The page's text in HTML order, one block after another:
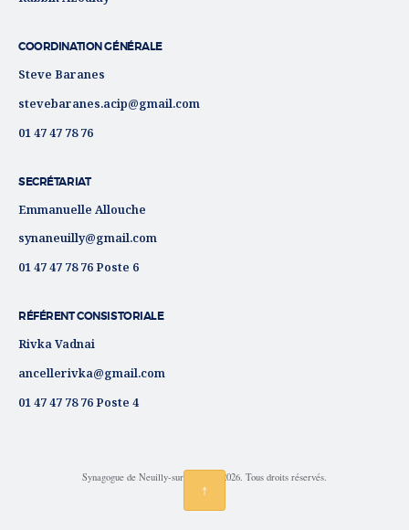
COORDINATION GÉNÉRALE
Steve Baranes
stevebaranes.acip@gmail.com
01 47 47 78 76
SECRÉTARIAT
Emmanuelle Allouche
synaneuilly@gmail.com
01 47 47 78 76 Poste 6
RÉFÉRENT CONSISTORIALE
Rivka Vadnai
ancellerivka@gmail.com
01 47 47 78 76 Poste 4
Synagogue de Neuilly-sur-Seine © 2026. Tous droits réservés.
↑